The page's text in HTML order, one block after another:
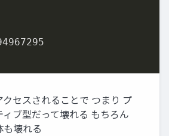
クセスされることで つまり プ
ィブ型だって壊れる もちろん
も壊れる